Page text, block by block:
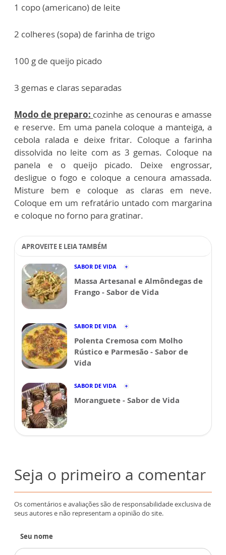
1 copo (americano) de leite
2 colheres (sopa) de farinha de trigo
100 g de queijo picado
3 gemas e claras separadas
Modo de preparo: cozinhe as cenouras e amasse
e reserve. Em uma panela coloque a manteiga, a
cebola ralada e deixe fritar. Coloque a farinha
dissolvida no leite com as 3 gemas. Coloque na
panela e o queijo picado. Deixe engrossar,
desligue o fogo e coloque a cenoura amassada.
Misture bem e coloque as claras em neve.
Coloque em um refratário untado com margarina
e coloque no forno para gratinar.
APROVEITE E LEIA TAMBÉM
SABOR DE VIDA
Massa Artesanal e Almôndegas de
Frango - Sabor de Vida
SABOR DE VIDA
Polenta Cremosa com Molho
Rústico e Parmesão - Sabor de
Vida
SABOR DE VIDA
Moranguete - Sabor de Vida
Seja o primeiro a comentar
Os comentários e avaliações são de responsabilidade exclusiva de
seus autores e não representam a opinião do site.
Seu nome